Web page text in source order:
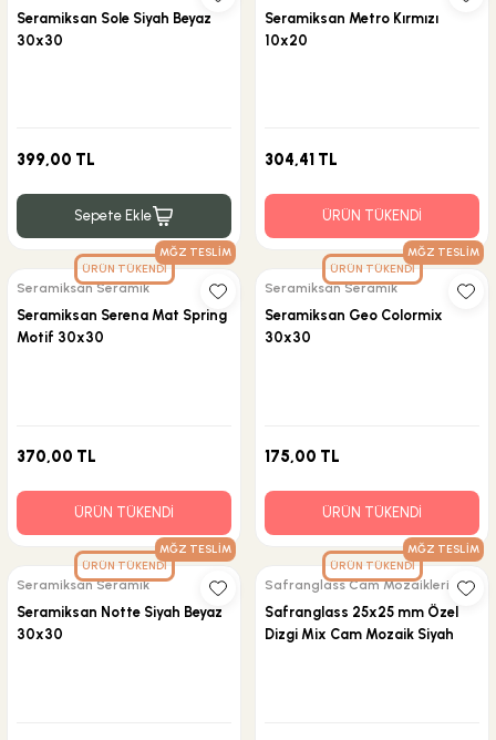
Seramiksan Sole Siyah Beyaz
30x30
399,00 TL
Sepete Ekle
Seramiksan Metro Kırmızı
10x20
304,41 TL
ÜRÜN TÜKENDİ
ÜRÜN TÜKENDİ
MĞZ TESLİM
Seramiksan Seramik
Seramiksan Serena Mat Spring
Motif 30x30
370,00 TL
ÜRÜN TÜKENDİ
ÜRÜN TÜKENDİ
MĞZ TESLİM
Seramiksan Seramik
Seramiksan Geo Colormix
30x30
175,00 TL
ÜRÜN TÜKENDİ
ÜRÜN TÜKENDİ
MĞZ TESLİM
Seramiksan Seramik
Seramiksan Notte Siyah Beyaz
30x30
ÜRÜN TÜKENDİ
MĞZ TESLİM
Safranglass Cam Mozaikleri
Safranglass 25x25 mm Özel
Dizgi Mix Cam Mozaik Siyah